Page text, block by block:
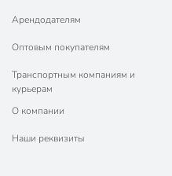
Арендодателям
Оптовым покупателям
Транспортным компаниям и
курьерам
О компании
Наши реквизиты